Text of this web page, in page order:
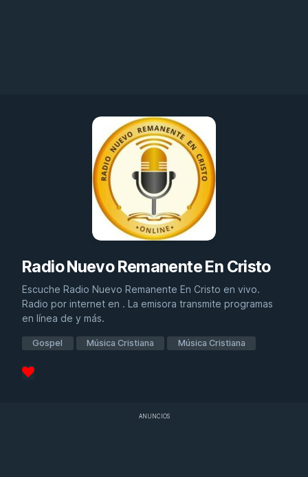
Radio Nuevo Remanente En Cristo
Escuche Radio Nuevo Remanente En Cristo en vivo.
Radio por internet en . La emisora transmite programas
en línea de y más.
Gospel Música Cristiana Música Cristiana
ANUNCIOS